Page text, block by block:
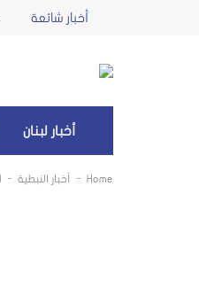
أخبار شائعة
أخبار لبنان
Home
- أخبار النبطية -